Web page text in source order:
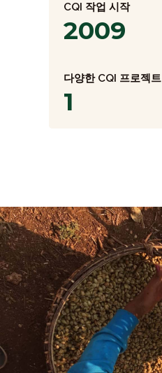
CQI 작업 시작
2009
다양한 CQI 프로젝트
1